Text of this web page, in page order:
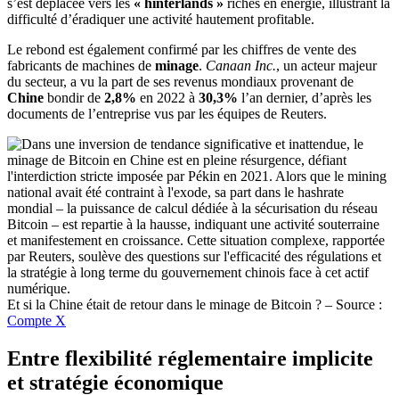
difficulté d’éradiquer une activité hautement profitable.
Le rebond est également confirmé par les chiffres de vente des
fabricants de machines de minage. Canaan Inc., un acteur majeur
du secteur, a vu la part de ses revenus mondiaux provenant de
Chine bondir de 2,8% en 2022 à 30,3% l’an dernier, d’après les
documents de l’entreprise vus par les équipes de Reuters.
Et si la Chine était de retour dans le minage de Bitcoin ? – Source :
Compte X
Entre flexibilité réglementaire implicite
et stratégie économique